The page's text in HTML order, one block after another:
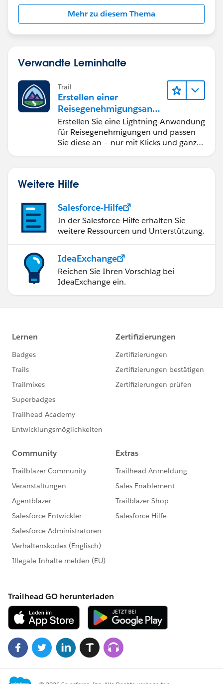
Mehr zu diesem Thema
Verwandte Lerninhalte
Trail
Erstellen einer
Reisegenehmigungsanw
endung namens "Travel
Approval"
Erstellen Sie eine Lightning-Anwendung
für Reisegenehmigungen und passen
Sie diese an – nur mit Klicks und ganz
Weitere Hilfe
Salesforce-Hilfe
In der Salesforce-Hilfe erhalten Sie
weitere Ressourcen und Unterstützung.
IdeaExchange
Reichen Sie Ihren Vorschlag bei
IdeaExchange ein.